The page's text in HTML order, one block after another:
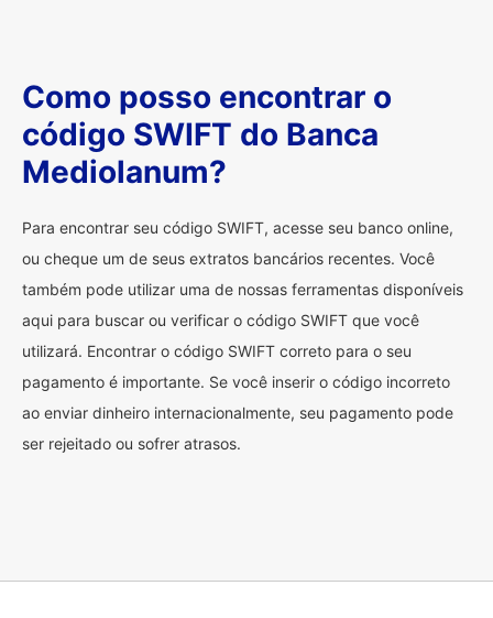
Como posso encontrar o
código SWIFT do Banca
Mediolanum?
Para encontrar seu código SWIFT, acesse seu banco online,
ou cheque um de seus extratos bancários recentes. Você
também pode utilizar uma de nossas ferramentas disponíveis
aqui para buscar ou verificar o código SWIFT que você
utilizará. Encontrar o código SWIFT correto para o seu
pagamento é importante. Se você inserir o código incorreto
ao enviar dinheiro internacionalmente, seu pagamento pode
ser rejeitado ou sofrer atrasos.